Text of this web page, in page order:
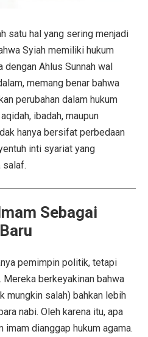
satu hal yang sering menjadi
Syiah memiliki hukum
Ahlus Sunnah wal
memang benar bahwa
perubahan dalam hukum
ibadah, maupun
hanya bersifat perbedaan
inti syariat yang
salaf.
Sebagai
pemimpin politik, tetapi
Mereka berkeyakinan bahwa
mungkin salah) bahkan lebih
nabi. Oleh karena itu, apa
imam dianggap hukum agama.